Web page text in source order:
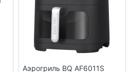
Аэрогриль BQ AF6011S